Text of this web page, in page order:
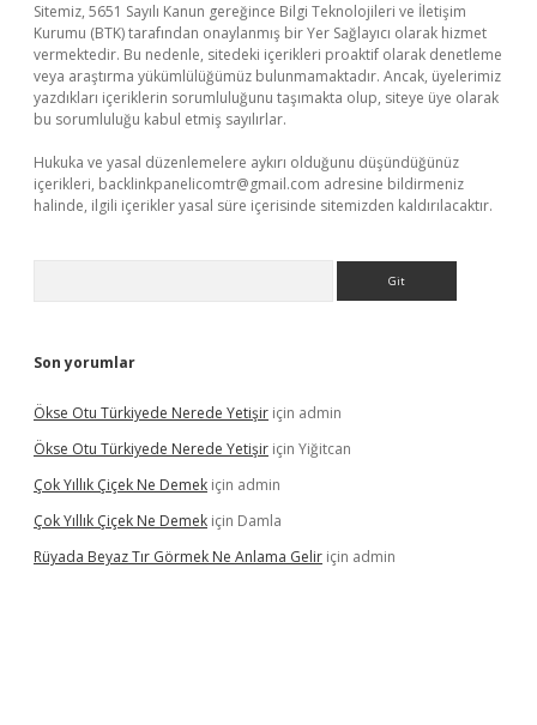
Sitemiz, 5651 Sayılı Kanun gereğince Bilgi Teknolojileri ve İletişim
Kurumu (BTK) tarafından onaylanmış bir Yer Sağlayıcı olarak hizmet
vermektedir. Bu nedenle, sitedeki içerikleri proaktif olarak denetleme
veya araştırma yükümlülüğümüz bulunmamaktadır. Ancak, üyelerimiz
yazdıkları içeriklerin sorumluluğunu taşımakta olup, siteye üye olarak
bu sorumluluğu kabul etmiş sayılırlar.
Hukuka ve yasal düzenlemelere aykırı olduğunu düşündüğünüz
içerikleri, backlinkpanelicomtr@gmail.com adresine bildirmeniz
halinde, ilgili içerikler yasal süre içerisinde sitemizden kaldırılacaktır.
Son yorumlar
Ökse Otu Türkiyede Nerede Yetişir için admin
Ökse Otu Türkiyede Nerede Yetişir için Yiğitcan
Çok Yıllık Çiçek Ne Demek için admin
Çok Yıllık Çiçek Ne Demek için Damla
Rüyada Beyaz Tır Görmek Ne Anlama Gelir için admin